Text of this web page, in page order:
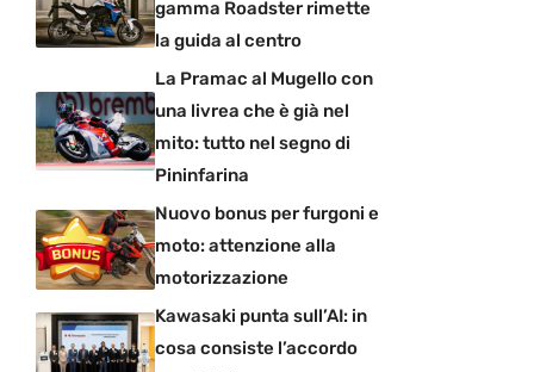
gamma Roadster rimette
la guida al centro
La Pramac al Mugello con
una livrea che è già nel
mito: tutto nel segno di
Pininfarina
Nuovo bonus per furgoni e
moto: attenzione alla
motorizzazione
Kawasaki punta sull’AI: in
cosa consiste l’accordo